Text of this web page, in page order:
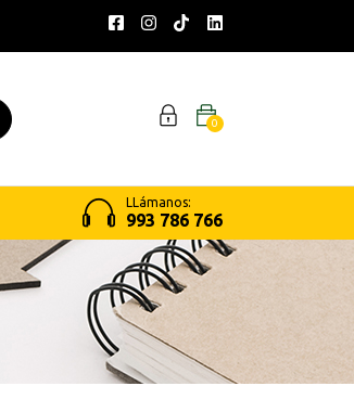
0
LLámanos:
993 786 766